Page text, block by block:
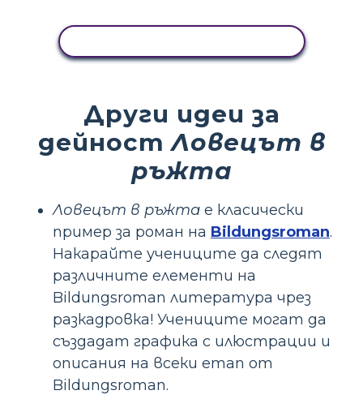
Други идеи за
дейностЛовецът в
ръжта
Ловецът в ръжта е класически
пример за роман на Bildungsroman.
Накарайте учениците да следят
различните елементи на
Bildungsroman литература чрез
разкадровка! Учениците могат да
създадат графика с илюстрации и
описания на всеки етап от
Bildungsroman.